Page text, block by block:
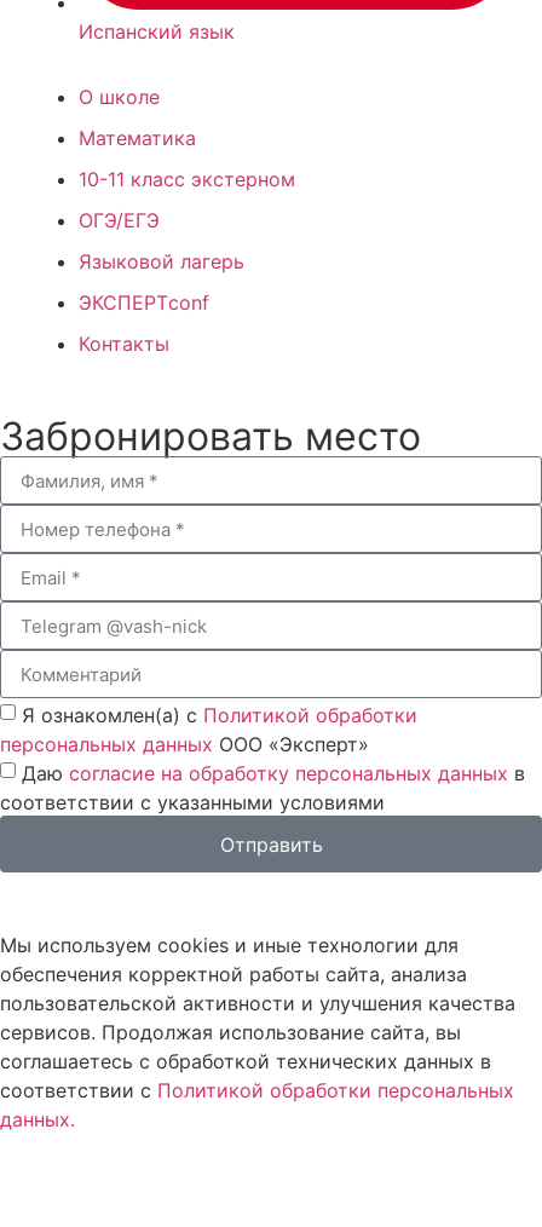
Испанский язык
О школе
Математика
10-11 класс экстерном
ОГЭ/ЕГЭ
Языковой лагерь
ЭКСПЕРТconf
Контакты
Забронировать место
Я ознакомлен(а) с Политикой обработки
персональных данных ООО «Эксперт»
Даю согласие на обработку персональных данных в
соответствии с указанными условиями
Отправить
Мы используем cookies и иные технологии для
обеспечения корректной работы сайта, анализа
пользовательской активности и улучшения качества
сервисов. Продолжая использование сайта, вы
соглашаетесь с обработкой технических данных в
соответствии с Политикой обработки персональных
данных.